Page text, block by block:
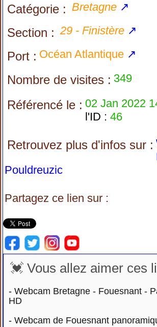
Catégorie : Bretagne ↗
Section : 29 - Finistère ↗
Port : Océan Atlantique ↗
Nombre de visites : 349
Référencé le : 02 Jan 2022
l'ID : 46
Retrouvez plus d'infos sur :
Pouldreuzic
Partagez ce lien sur :
💓 Vous allez aimer ces
-Webcam Bretagne - Fouesnant -
HD
-Webcam de Fouesnant